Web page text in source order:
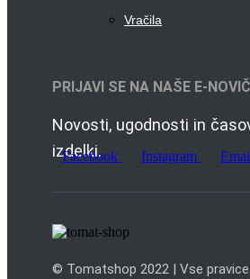
Vračila
PRIJAVI SE NA NAŠE E-
Novosti, ugodnosti in
izdelki.
Facebook Instagram
© Tomatshop 2022 | Vse